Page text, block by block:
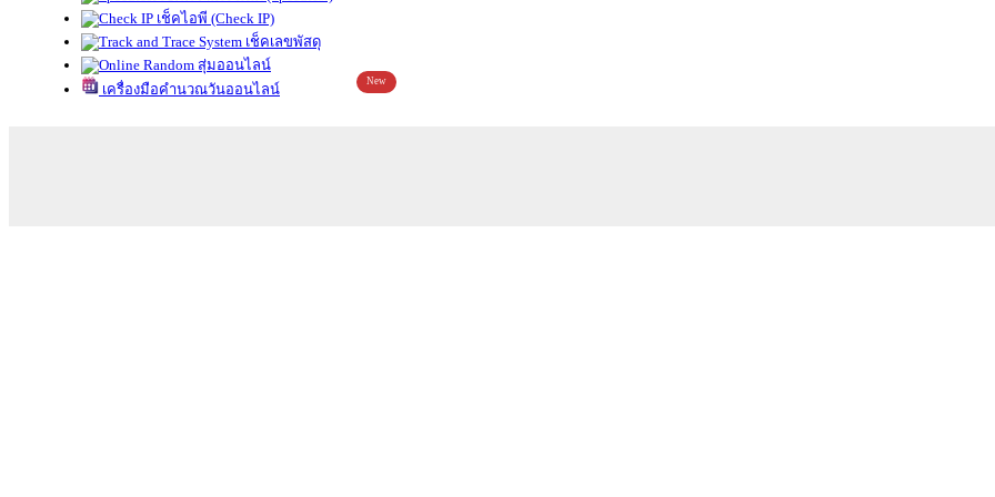
เช็คไอพี (Check IP)
เช็คเลขพัสดุ
สุ่มออนไลน์
เครื่องมือคำนวณวันออนไลน์
New